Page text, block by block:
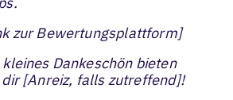
zur Bewertungsplattform]
Dankeschön bieten
[Anreiz, falls zutreffend]!